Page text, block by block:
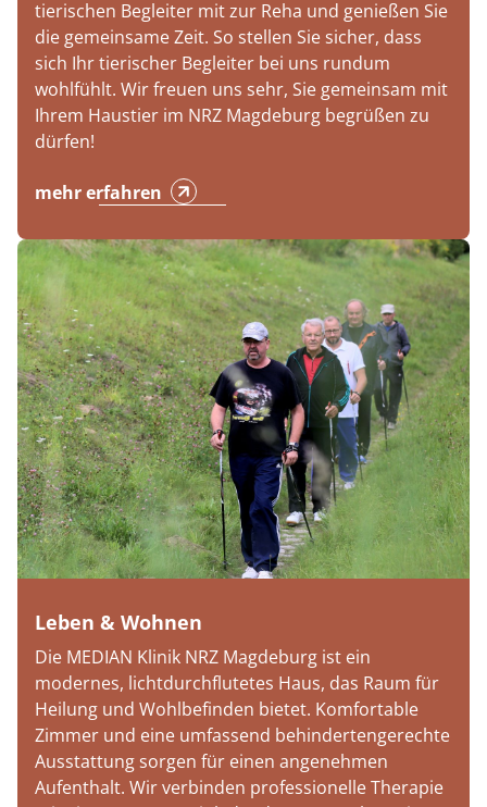
tierischen Begleiter mit zur Reha und genießen Sie
die gemeinsame Zeit. So stellen Sie sicher, dass
sich Ihr tierischer Begleiter bei uns rundum
wohlfühlt. Wir freuen uns sehr, Sie gemeinsam mit
Ihrem Haustier im NRZ Magdeburg begrüßen zu
dürfen!
mehr erfahren
Leben & Wohnen
Die MEDIAN Klinik NRZ Magdeburg ist ein
modernes, lichtdurchflutetes Haus, das Raum für
Heilung und Wohlbefinden bietet. Komfortable
Zimmer und eine umfassend behindertengerechte
Ausstattung sorgen für einen angenehmen
Aufenthalt. Wir verbinden professionelle Therapie